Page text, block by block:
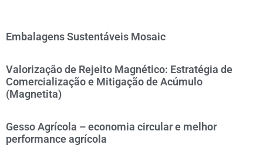
Embalagens Sustentáveis Mosaic
Valorização de Rejeito Magnético: Estratégia de
Comercialização e Mitigação de Acúmulo
(Magnetita)
Gesso Agrícola – economia circular e melhor
performance agrícola